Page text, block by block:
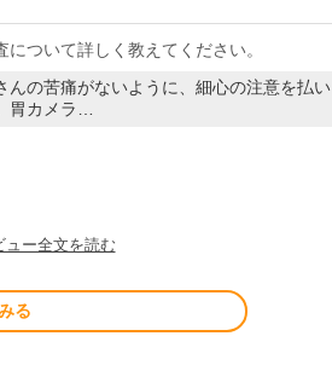
ついて詳しく教えてください。
んの苦痛がないように、細心の注意を払い
胃カメラ…
ュー全文を読む
る